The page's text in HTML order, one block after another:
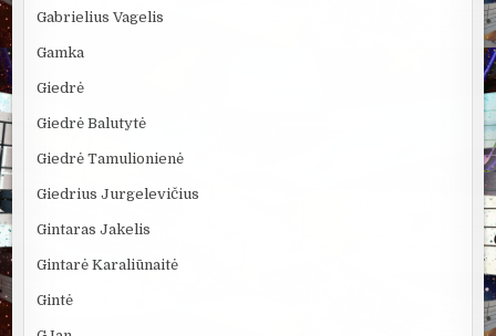
Gabrielius Vagelis
Gamka
Giedrė
Giedrė Balutytė
Giedrė Tamulionienė
Giedrius Jurgelevičius
Gintaras Jakelis
Gintarė Karaliūnaitė
Gintė